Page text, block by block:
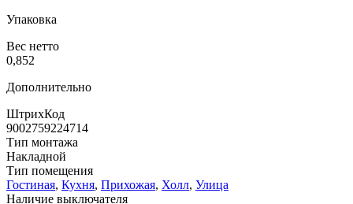
Упаковка
Вес нетто
0,852
Дополнительно
ШтрихКод
9002759224714
Тип монтажа
Накладной
Тип помещения
Гостиная, Кухня, Прихожая, Холл, Улица
Наличие выключателя